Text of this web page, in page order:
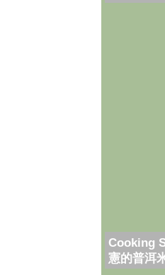
Cooking
憲的普洱